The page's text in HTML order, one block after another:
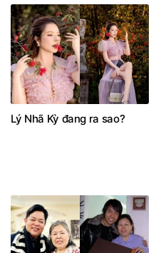
Lý Nhã Kỳ đang ra sao?